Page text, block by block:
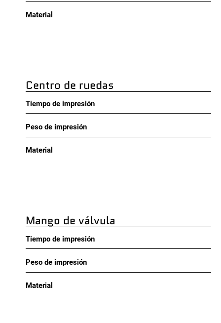
Material
Centro de ruedas
Tiempo de impresión
Peso de impresión
Material
Mango de válvula
Tiempo de impresión
Peso de impresión
Material